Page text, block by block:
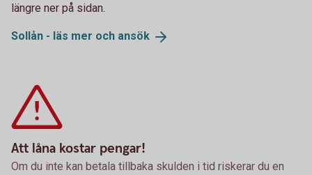
längre ner på sidan.
Sollån - läs mer och ansök
Att låna kostar pengar!
Om du inte kan betala tillbaka skulden i tid riskerar du en